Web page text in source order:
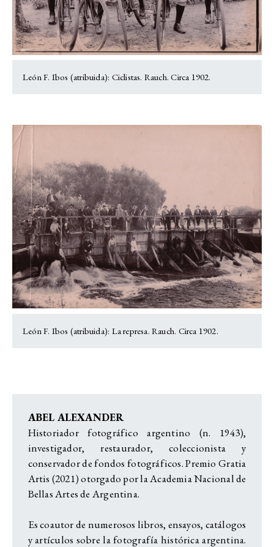
León F. Ibos (atribuida): Ciclistas. Rauch. Circa 1902.
León F. Ibos (atribuida): La represa. Rauch. Circa 1902.
ABEL ALEXANDER
Historiador fotográfico argentino (n. 1943),
investigador, restaurador, coleccionista y
conservador de fondos fotográficos. Premio Gratia
Artis (2021) otorgado por la Academia Nacional de
Bellas Artes de Argentina.
Es coautor de numerosos libros, ensayos, catálogos
y artículos sobre la fotografía histórica argentina.